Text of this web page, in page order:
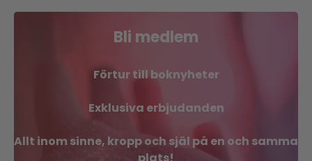
Bli medlem
Förtur till boknyheter
Exklusiva erbjudanden
Allt inom sinne, kropp och själ på en och samma